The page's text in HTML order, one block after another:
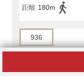
距離 180m
936
置地廣場 站